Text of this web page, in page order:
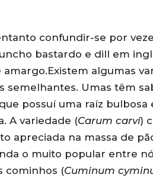
confundir-se por
bastardo e dill em
algumas
Umas têm
possuí uma raíz
A variedade (Carum carvi)
apreciada na massa de
o muito popular entre
cominhos (Cuminum